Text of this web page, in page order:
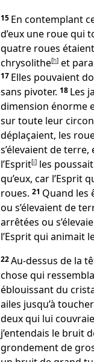
15 En contemplant
d’eux une roue qui
quatre roues
chrysolithe[h] et
17 Elles pouvaient
sans pivoter. 18 Les
dimension énorme
sur toute leur
déplaçaient, les
s’élevaient de terre,
l’Esprit[i] les
qu’eux, car l’Esprit
roues. 21 Quand les
ou s’élevaient de
arrêtées ou
l’Esprit qui animait
22Au-dessus de la
chose qui
éblouissant du
ailes jusqu’à
deux qui lui
j’entendais le bruit
grondement de